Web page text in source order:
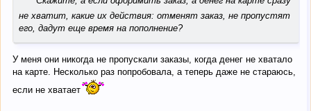
не хватит, какие их действия: отменят заказ, не пропустят
его, дадут еще время на пополнение?
У меня они никогда не пропускали заказы, когда денег не хватало
на карте. Несколько раз попробовала, а теперь даже не стараюсь,
если не хватает